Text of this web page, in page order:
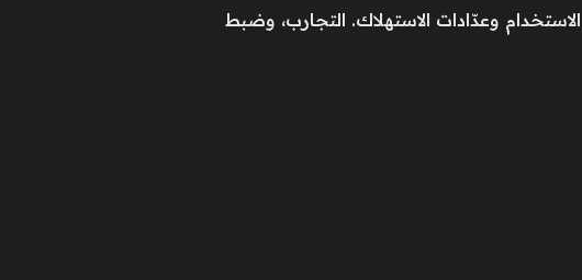
وعدّادات الاستهلاك. التجارب، وضبط